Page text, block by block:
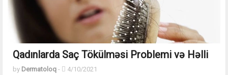
Qadınlarda Saç Tökülməsi Problemi və Həlli
by Dermatoloq - 4/10/2021